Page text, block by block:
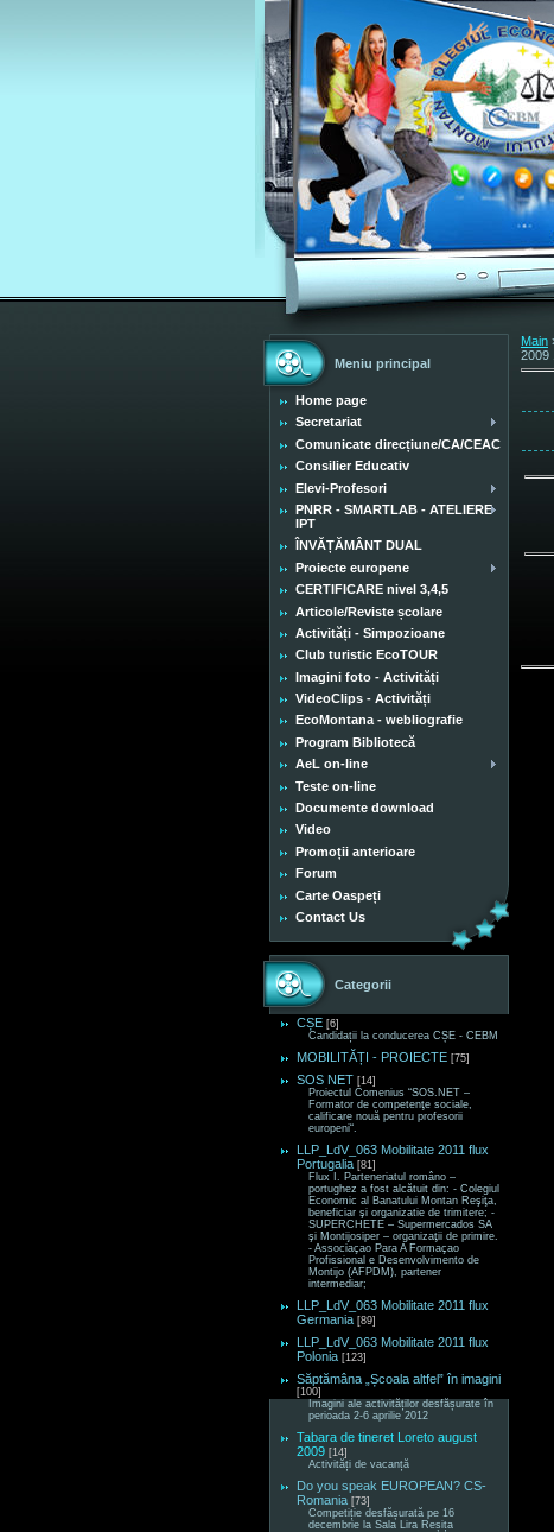
Meniu principal
Home page
Secretariat
Comunicate direcțiune/CA/CEAC
Consilier Educativ
Elevi-Profesori
PNRR - SMARTLAB - ATELIERE
IPT
ÎNVĂȚĂMÂNT DUAL
Proiecte europene
CERTIFICARE nivel 3,4,5
Articole/Reviste școlare
Activități - Simpozioane
Club turistic EcoTOUR
Imagini foto - Activități
VideoClips - Activități
EcoMontana - webliografie
Program Bibliotecă
AeL on-line
Teste on-line
Documente download
Video
Promoții anterioare
Forum
Carte Oaspeți
Contact Us
Categorii
CȘE [6]
Candidații la conducerea CȘE - CEBM
MOBILITĂȚI - PROIECTE [75]
SOS NET [14]
Proiectul Comenius “SOS.NET –
Formator de competenţe sociale,
calificare nouă pentru profesorii
europeni“.
LLP_LdV_063 Mobilitate 2011 flux
Portugalia [81]
Flux I. Parteneriatul româno –
portughez a fost alcătuit din: - Colegiul
Economic al Banatului Montan Reşiţa,
beneficiar şi organizatie de trimitere; -
SUPERCHETE – Supermercados SA
şi Montijosiper – organizaţii de primire.
- Associaçao Para A Formaçao
Profissional e Desenvolvimento de
Montijo (AFPDM), partener
intermediar;
LLP_LdV_063 Mobilitate 2011 flux
Germania [89]
LLP_LdV_063 Mobilitate 2011 flux
Polonia [123]
Săptămâna „Școala altfel” în imagini
[100]
Imagini ale activităților desfășurate în
perioada 2-6 aprilie 2012
Tabara de tineret Loreto august
2009 [14]
Activități de vacanță
Do you speak EUROPEAN? CS-
Romania [73]
Competiție desfășurată pe 16
decembrie la Sala Lira Reșița
Main
2009